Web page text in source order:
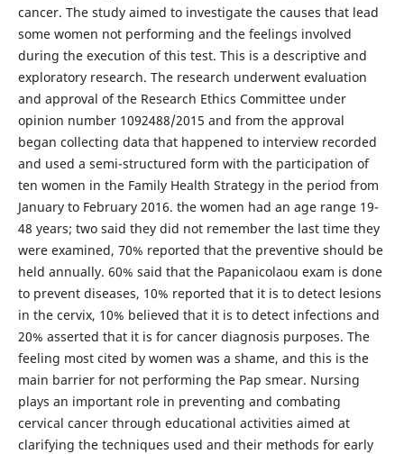
cancer. The study aimed to investigate the causes that lead
some women not performing and the feelings involved
during the execution of this test. This is a descriptive and
exploratory research. The research underwent evaluation
and approval of the Research Ethics Committee under
opinion number 1092488/2015 and from the approval
began collecting data that happened to interview recorded
and used a semi-structured form with the participation of
ten women in the Family Health Strategy in the period from
January to February 2016. the women had an age range 19-
48 years; two said they did not remember the last time they
were examined, 70% reported that the preventive should be
held annually. 60% said that the Papanicolaou exam is done
to prevent diseases, 10% reported that it is to detect lesions
in the cervix, 10% believed that it is to detect infections and
20% asserted that it is for cancer diagnosis purposes. The
feeling most cited by women was a shame, and this is the
main barrier for not performing the Pap smear. Nursing
plays an important role in preventing and combating
cervical cancer through educational activities aimed at
clarifying the techniques used and their methods for early